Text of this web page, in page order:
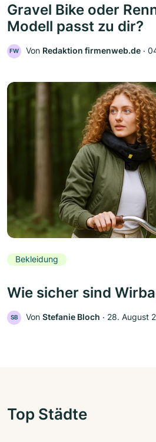
Gravel Bike oder
Modell passt zu dir?
FW Von Redaktion firmenweb.de ‧
Bekleidung
Wie sicher sind
SB Von Stefanie Bloch ‧ 28. August
Top Städte